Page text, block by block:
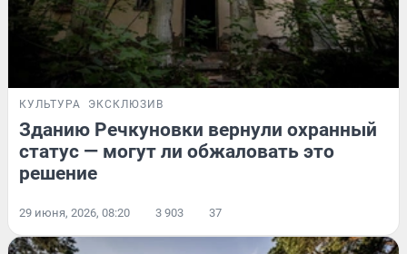
КУЛЬТУРА ЭКСКЛЮЗИВ
Зданию Речкуновки вернули охранный
статус — могут ли обжаловать это
решение
29 июня, 2026, 08:20 3 903 37